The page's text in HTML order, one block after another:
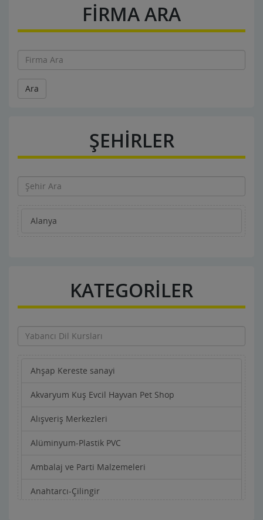
FİRMA ARA
Ara
ŞEHİRLER
Alanya
KATEGORİLER
Ahşap Kereste sanayi
Akvaryum Kuş Evcil Hayvan Pet Shop
Alışveriş Merkezleri
Alüminyum-Plastik PVC
Ambalaj ve Parti Malzemeleri
Anahtarcı-Çilingir